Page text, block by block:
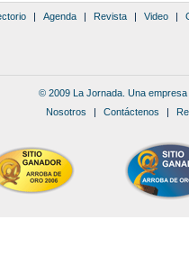
| Agenda | Revista | Video |
© 2009 La Jornada. Una
Nosotros | Contáctenos |